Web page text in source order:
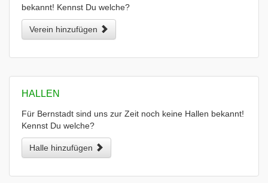
bekannt! Kennst Du welche?
Verein hinzufügen
HALLEN
Für Bernstadt sind uns zur Zeit noch keine Hallen bekannt!
Kennst Du welche?
Halle hinzufügen